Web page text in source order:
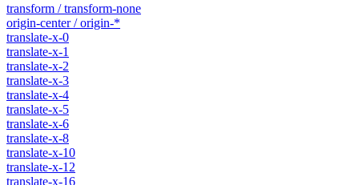
transform / transform-none
origin-center / origin-*
translate-x-0
translate-x-1
translate-x-2
translate-x-3
translate-x-4
translate-x-5
translate-x-6
translate-x-8
translate-x-10
translate-x-12
translate-x-16